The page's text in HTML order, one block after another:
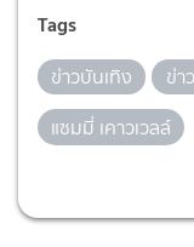
Tags
ข่าวบันเทิง ข่า
แซมมี่ เคาวเวลล์